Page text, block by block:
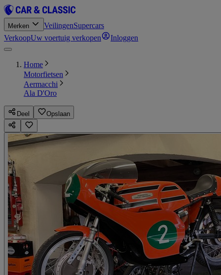
Merken VeilingenSupercars
VerkoopUw voertuig verkopen Inloggen
Home
Motorfietsen
Aermacchi
Ala D'Oro
Deel Opslaan